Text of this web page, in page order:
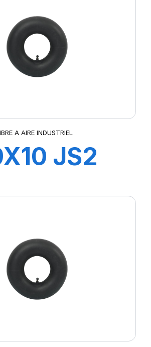
A AIRE INDUSTRIEL
JS2